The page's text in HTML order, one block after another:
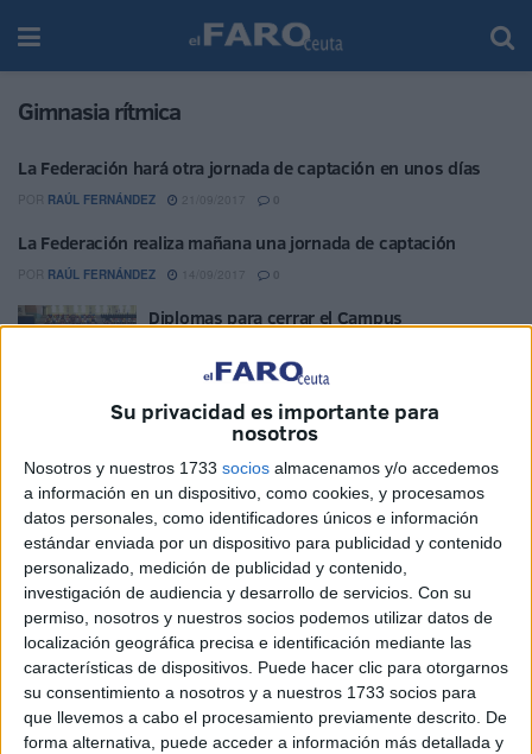
Su privacidad es importante para
nosotros
Nosotros y nuestros 1733 socios almacenamos y/o accedemos
a información en un dispositivo, como cookies, y procesamos
datos personales, como identificadores únicos e información
estándar enviada por un dispositivo para publicidad y contenido
personalizado, medición de publicidad y contenido,
investigación de audiencia y desarrollo de servicios. Con su
permiso, nosotros y nuestros socios podemos utilizar datos de
localización geográfica precisa e identificación mediante las
características de dispositivos. Puede hacer clic para otorgarnos
su consentimiento a nosotros y a nuestros 1733 socios para
que llevemos a cabo el procesamiento previamente descrito. De
forma alternativa, puede acceder a información más detallada y
Gimnasia rítmica
La Federación hará otra jornada de captación en unos días
RAÚL FERNÁNDEZ 21/09/2017 0
La Federación realiza mañana una jornada de captación
RAÚL FERNÁNDEZ 14/09/2017 0
Diplomas para cerrar el Campus
Convivencia en el Campus
REDACCIÓN 07/09/2017
Campus para ser las mejores
POR RAÚL FERNÁNDEZ 05/09/2017 0
El Campus se estrena con la primera sesión y
una exhibición por el Día de Ceuta
POR RAÚL FERNÁNDEZ 04/09/2017 0
El ‘Guillermo Molina’ acoge hoy una nueva
edición del Campus de Verano
POR REDACCIÓN 04/09/2017 0